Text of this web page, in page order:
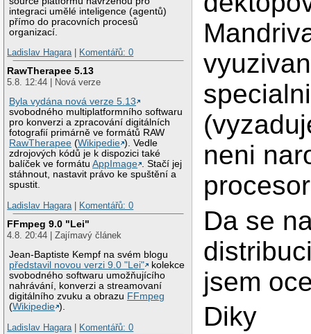
integraci umělé inteligence (agentů)
přímo do pracovních procesů
organizací.
Ladislav Hagara| Komentářů: 0
RawTherapee 5.13
5.8. 12:44 | Nová verze
Byla vydána nová verze 5.13
svobodného multiplatformního softwaru
pro konverzi a zpracování digitálních
fotografií primárně ve formátů RAW
RawTherapee (Wikipedie ). Vedle
zdrojových kódů je k dispozici také
balíček ve formátuAppImage . Stačí jej
stáhnout, nastavit právo ke spuštění a
spustit.
Ladislav Hagara| Komentářů: 0
FFmpeg 9.0 "Lei"
4.8. 20:44 | Zajímavý článek
Jean-Baptiste Kempf na svém blogu
představil novou verzi 9.0 "Lei"
kolekce
svobodného softwaru umožňujícího
nahrávání, konverzi a streamovaní
digitálního zvuku a obrazu FFmpeg
(Wikipedie ).
Ladislav Hagara| Komentářů: 0
neni
Da se
jsem
Diky